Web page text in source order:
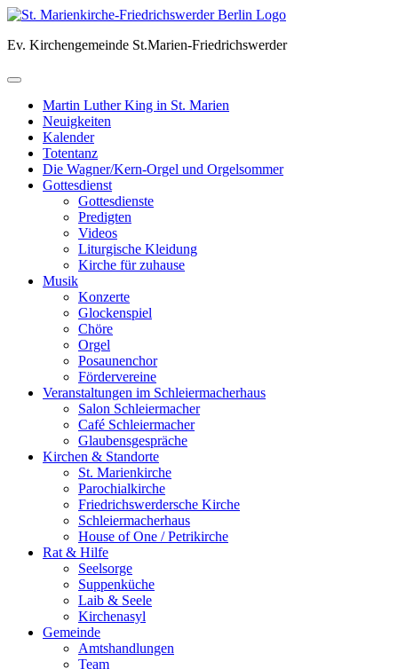
Skip
content
Ev. Kirchengemeinde St.Marien-Friedrichswerder
Martin Luther King in St. Marien
Neuigkeiten
Kalender
Totentanz
Die Wagner/Kern-Orgel und Orgelsommer
Gottesdienst
Gottesdienste
Predigten
Videos
Liturgische Kleidung
Kirche für zuhause
Musik
Konzerte
Glockenspiel
Chöre
Orgel
Posaunenchor
Fördervereine
Veranstaltungen im Schleiermacherhaus
Salon Schleiermacher
Café Schleiermacher
Glaubensgespräche
Kirchen & Standorte
St. Marienkirche
Parochialkirche
Friedrichswerdersche Kirche
Schleiermacherhaus
House of One / Petrikirche
Rat & Hilfe
Seelsorge
Suppenküche
Laib & Seele
Kirchenasyl
Gemeinde
Amtshandlungen
Team